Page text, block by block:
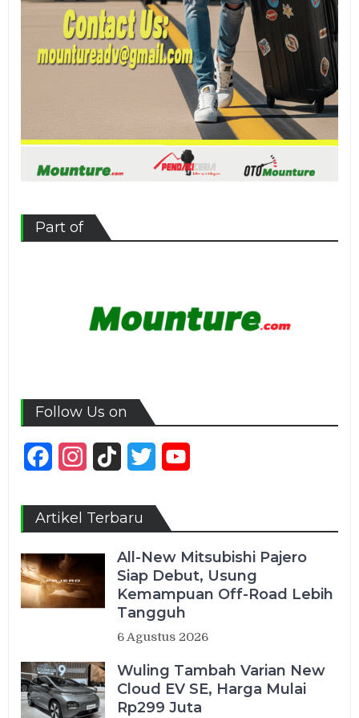
Part of
Follow Us on
FacebookInstagram
TikTok Twitter
Artikel Terbaru
All-New Mitsubishi Pajero
Siap Debut, Usung
Kemampuan Off-Road Lebih
Tangguh
6 Agustus 2026
Wuling Tambah Varian New
Cloud EV SE, Harga Mulai
Rp299 Juta